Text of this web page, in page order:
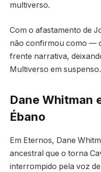
multiverso.
Com o afastamento de
não confirmou como —
frente narrativa,
Multiverso em suspenso.
Dane Whitman
Ébano
Em Eternos, Dane
ancestral que o torna
interrompido pela voz